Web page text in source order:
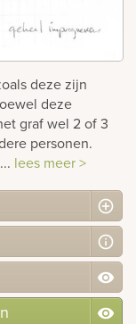
deze zijn
deze
graf wel 2 of 3
personen.
lees meer >